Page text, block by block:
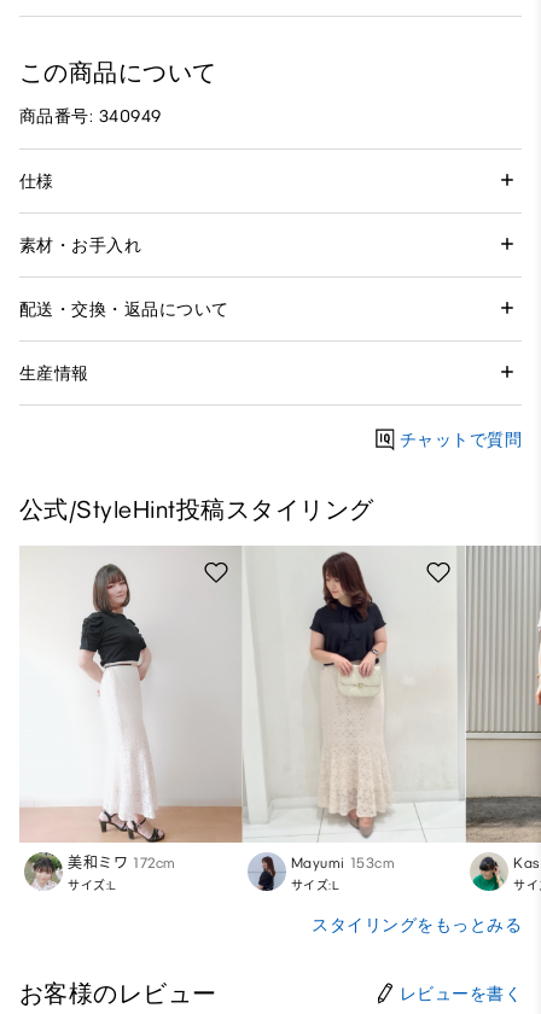
この商品について
商品番号: 340949
仕様
素材・お手入れ
配送・交換・返品について
生産情報
チャットで質問
公式/StyleHint投稿スタイリング
美和ミワ 172cm
サイズ:L
Mayumi 153cm
サイズ:L サイ
スタイリングをもっとみる
お客様のレビュー レビューを書く